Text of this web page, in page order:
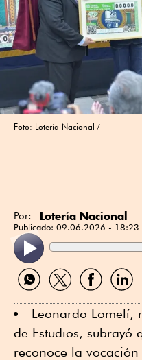
Foto: Lotería Nacional
Por: Lotería Nacional
Publicado: 09.06.2026 - 18:23
Compartir
por
Compartir
por
Compartir
por
por
Leonardo Lomelí,
de Estudios, subrayó
reconoce la